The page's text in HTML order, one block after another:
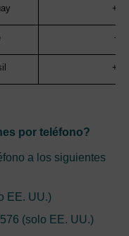
por teléfono?
a los siguientes
EE. UU.)
(solo EE. UU.)